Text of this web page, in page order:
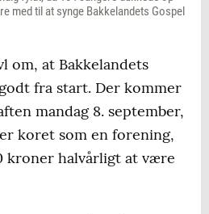
med til at synge Bakkelandets Gospel
om, at Bakkelandets
fra start. Der kommer
mandag 8. september,
koret som en forening,
kroner halvårligt at være